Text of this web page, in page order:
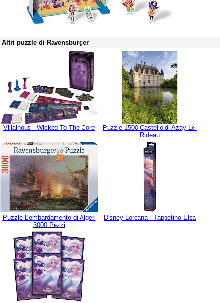
Altri puzzle di Ravensburger
Villainous - Wicked To The Core
Puzzle 1500 Castello di Azay-Le-
Rideau
Puzzle Bombardamento di Algeri
3000 Pezzi
Disney Lorcana - Tappetino Elsa